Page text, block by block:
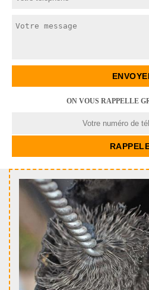
ON VOUS RAPPELLE